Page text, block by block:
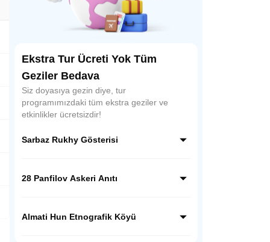
Ekstra Tur Ücreti Yok Tüm
Geziler Bedava
Siz doyasıya gezin diye, tur
programımızdaki tüm ekstra geziler ve
etkinlikler ücretsizdir!
Sarbaz Rukhy Gösterisi
askeri disiplinini ve ulusal ruhunu yansıtan
kahramanlık kültürünü sahnede canlandırır.
28 Panfilov Askeri Anıtı
Parkı’nda yer alır. II. Dünya Savaşı’nda
Almati Hun Etnografik Köyü